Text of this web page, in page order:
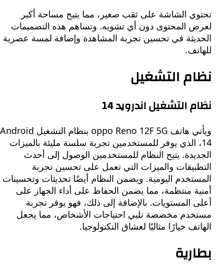
الشاشة على ثقب صغير، مما يتيح مساحة أكبر
المحتوى دون أي تشويه. وتساهم هذه التصميمات
في تحسين تجربة المشاهدة وإضافة لمسة عصرية
التشغيل
التشغيل اندرويد 14
ويأتي هاتف oppo Reno 12F 5G بنظام التشغيل Android
الذي يوفر للمستخدمين تجربة سلسة مليئة بالميزات
يتيح النظام للمستخدمين الوصول إلى أحدث
والميزات التي تعمل على تحسين تجربة
اليومية. ويضمن النظام أيضًا تحديثات وتحسينات
منتظمة، مما يضمن الحفاظ على أداء الجهاز على
المستويات. بالإضافة إلى ذلك، فهو يوفر تجربة
مخصصة تلبي احتياجات الأشخاص، مما يجعل
خيارًا مثاليًا لعشاق التكنولوجيا.